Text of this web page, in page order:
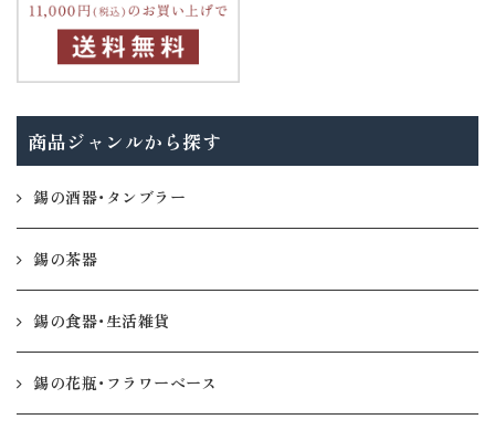
商品ジャンルから探す
錫の酒器・タンブラー
錫の茶器
錫の食器・生活雑貨
錫の花瓶・フラワーベース